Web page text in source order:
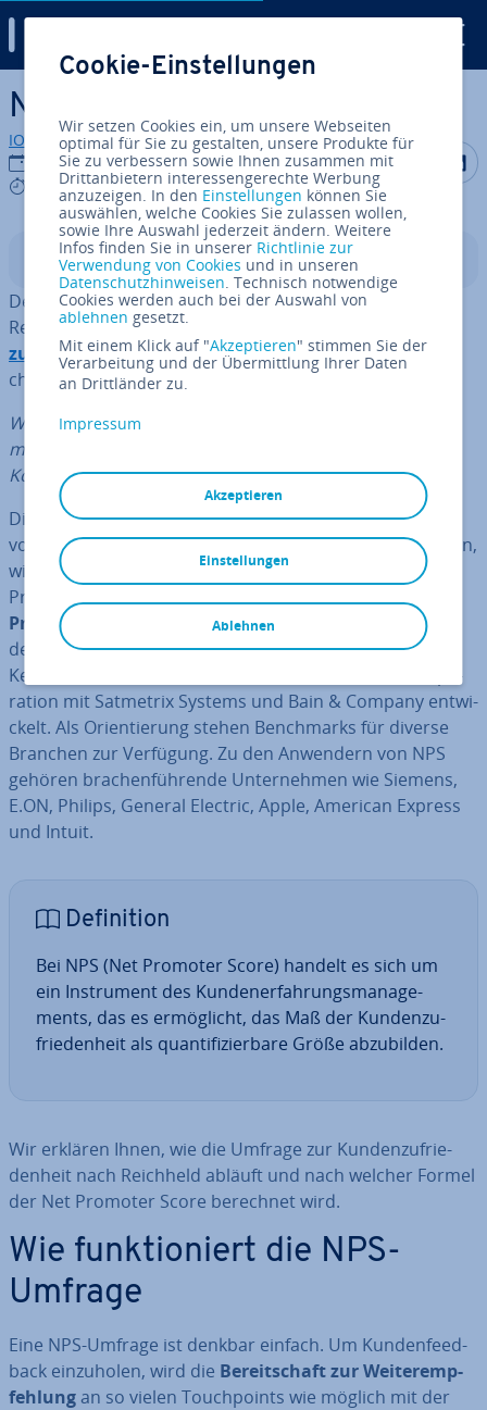
Zum Haupt­in­halt springen
Net Promoter Score (NPS)
IONOS Redaktion
23.05.2023
6 mins
Auf Auf
In­halts­ver­zeich­nis
Dem US-ame­ri­ka­ni­schen Wirt­schafts­stra­te­gen Fred
Reichheld zufolge lassen sich Er­he­bun­gen zur
zu­frie­den­heitauf eine „ ul­ti­ma­ti­ve Frage“ her­un­ter­bre­
chen:
Wie wahr­schein­lich ist es, dass Sie Un­ter­neh­
men/Produkt/Dienst­leis­tung X einem Freund oder
Kollegen wei­ter­emp­feh­len würden?
Diese Frage – so Reichheld – erlaubt es, das Ver­hält­nis
von Be­für­wor­tern zu Kritikern aus­zu­lo­ten und ab­zu­lei­ten,
wie Kun­den­grup­pen zu Un­ter­neh­men, Marken,
Produkten oder Dienst­leis­tun­gen stehen. DerNet
Promoter Score (kurz NPS)ist eine Methode, das Maß
der Kun­den­zu­frie­den­heit bzw. -un­zu­frie­den­heit als
Kennzahl ab­zu­bil­den. Er wurde von Reichheld in Ko­ope­
ra­ti­on mit Satmetrix Systems und Bain & Company ent­wi­
ckelt. Als Ori­en­tie­rung stehen Bench­marks für diverse
Branchen zur Verfügung. Zu den Anwendern von NPS
gehören bra­chen­füh­ren­de Un­ter­neh­men wie Siemens,
E.ON, Philips, General Electric, Apple, American Express
und Intuit.
De­fi­ni­ti­on
Bei NPS (Net Promoter Score) handelt es sich um
ein In­stru­ment des Kun­de­n­er­fah­rungs­ma­nage­
ments, das es er­mög­licht, das Maß der Kun­den­zu­
frie­den­heit als quan­ti­fi­zier­ba­re Größe ab­zu­bil­den.
Wir erklären Ihnen, wie die Umfrage zur Kun­den­zu­frie­
den­heit nach Reichheld abläuft und nach welcher Formel
der Net Promoter Score berechnet wird.
Wie funk­tio­niert die NPS-
Umfrage
Eine NPS-Umfrage ist denkbar einfach. Um Kun­den­feed­
back ein­zu­ho­len, wird die Be­reit­schaft zur Wei­ter­emp­
feh­lungan so vielen Touch­points wie möglich mit der
Cookie-Einstellungen
Wir setzen Cookies ein, um unsere Webseiten
optimal für Sie zu gestalten, unsere Produkte für
Sie zu verbessern sowie Ihnen zusammen mit
Drittanbietern interessengerechte Werbung
anzuzeigen. In den Einstellungen können Sie
auswählen, welche Cookies Sie zulassen wollen,
sowie Ihre Auswahl jederzeit ändern. Weitere
Infos finden Sie in unserer Richtlinie zur
Verwendung von Cookies und in unseren
Datenschutzhinweisen. Technisch notwendige
Cookies werden auch bei der Auswahl von
ablehnen gesetzt.
Mit einem Klick auf "Akzeptieren" stimmen Sie der
Verarbeitung und der Übermittlung Ihrer Daten
an Drittländer zu.
Impressum
Akzeptieren
Ablehnen
Einstellungen